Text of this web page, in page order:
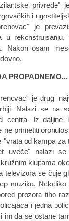
privrede"
i
je
u
Nakon osam
PROPADNEMO...
je drugi
Nalazi se na
centra. Iz daljine
ne primetiti
"vrata od kampa za
uveče" nalazi
klupama
televizora se čuje
muzika.
prozora tiho
i jedna
im da se ostane